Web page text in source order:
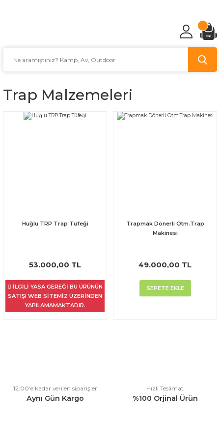
Trap Malzemeleri
Huğlu TRP Trap Tüfeği
53.000,00 TL
İLGİLİ YASA GEREĞİ BU ÜRÜNÜN
SATIŞI WEB SİTEMİZ ÜZERİNDEN
YAPILAMAMAKTADIR.
Trapmak Dönerli Otm.Trap
Makinesi
49.000,00 TL
SEPETE EKLE
12:00’e kadar verilen siparişler
Aynı Gün Kargo
Hızlı Teslimat
%100 Orjinal Ürün